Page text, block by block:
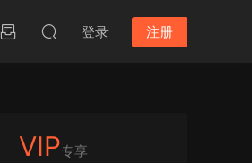
登录 注册
VIP专享